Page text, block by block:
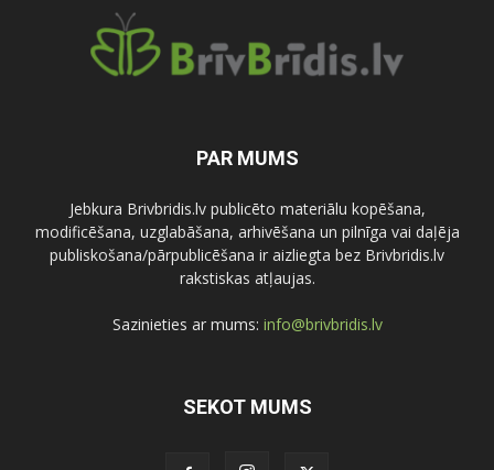
PAR MUMS
Jebkura Brivbridis.lv publicēto materiālu kopēšana,
modificēšana, uzglabāšana, arhivēšana un pilnīga vai daļēja
publiskošana/pārpublicēšana ir aizliegta bez Brivbridis.lv
rakstiskas atļaujas.
Sazinieties ar mums: info@brivbridis.lv
SEKOT MUMS